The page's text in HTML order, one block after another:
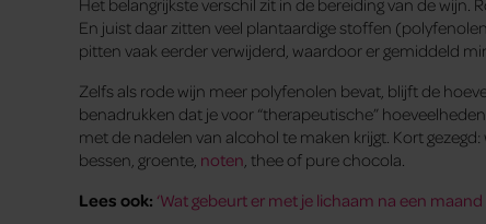
En juist daar zitten veel plantaardige stoffen
pitten vaak eerder verwijderd, waardoor er gemiddeld
Zelfs als rode wijn meer polyfenolen bevat, blijft de
benadrukken dat je voor “therapeutische”
met de nadelen van alcohol te maken krijgt. Kort
bessen, groente, noten , thee of pure chocola.
Lees ook: ‘Wat gebeurt er met je lichaam na een maand